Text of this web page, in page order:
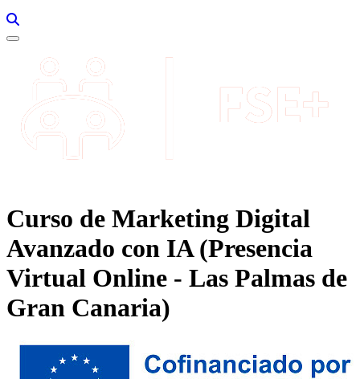
Curso de Marketing Digital
Avanzado con IA (Presencia
Virtual Online - Las Palmas de
Gran Canaria)